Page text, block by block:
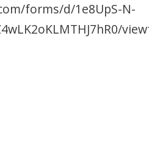
forms/d/1e8UpS-N-